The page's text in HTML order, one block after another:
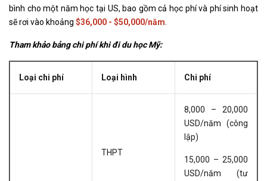
bình cho một năm học tại US, bao gồm cả học phí và phí sinh hoạt
sẽ rơi vào khoảng $36,000 - $50,000/năm
Tham khảo bảng chi phí khi đi du học Mỹ:
Loại chi phí Loại hình Chi phí
THPT
8,000 – 20,000
USD/năm (công
lập)
15,000 – 25,000
USD/năm (tư